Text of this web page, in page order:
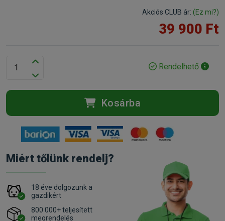
Akciós CLUB ár: (Ez mi?)
39 900 Ft
Rendelhető
Kosárba
Miért tőlünk rendelj?
18 éve dolgozunk a
gazdikért
800 000+ teljesített
megrendelés